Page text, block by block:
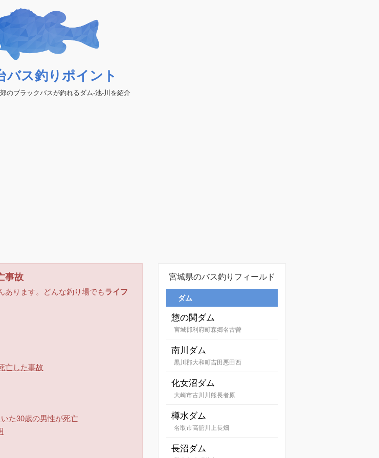
バス釣りポイント
のブラックバスが釣れるダム-池-川を紹介
事故
あります。どんな釣り場でもライフ
亡した事故
た30歳の男性が死亡
宮城県のバス釣りフィールド
ダム
惣の関ダム
宮城郡利府町森郷名古曽
南川ダム
黒川郡大和町吉田悪田西
化女沼ダム
大崎市古川川熊長者原
樽水ダム
名取市高舘川上長畑
長沼ダム